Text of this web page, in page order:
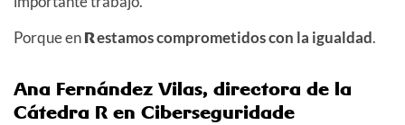
Porque enRestamos comprometidos con la igualdad.
Ana Fernández Vilas, directora de la
Cátedra R en Ciberseguridade